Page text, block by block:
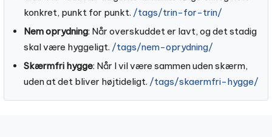
konkret, punkt for punkt. /tags/trin-for-trin/
Nem oprydning: Når overskuddet er lavt, og det stadig
skal være hyggeligt. /tags/nem-oprydning/
Skærmfri hygge: Når I vil være sammen uden skærm,
uden at det bliver højtideligt. /tags/skaermfri-hygge/